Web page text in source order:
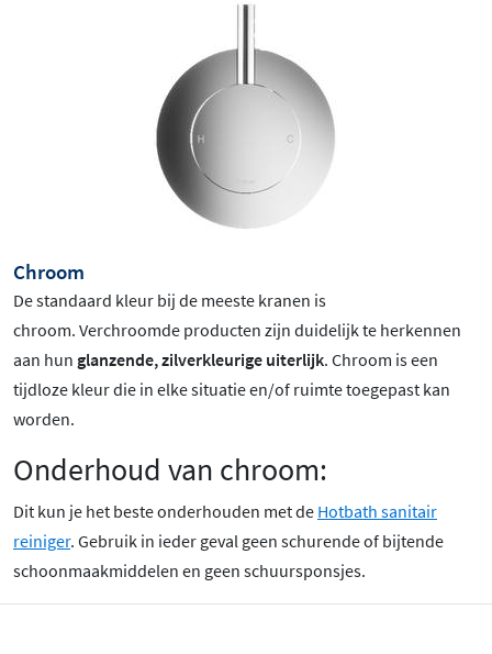
Chroom
De standaard kleur bij de meeste kranen is
chroom. Verchroomde producten zijn duidelijk te herkennen
aan hun glanzende, zilverkleurige uiterlijk. Chroom is een
tijdloze kleur die in elke situatie en/of ruimte toegepast kan
worden.
Onderhoud van chroom:
Dit kun je het beste onderhouden met de Hotbath sanitair
reiniger. Gebruik in ieder geval geen schurende of bijtende
schoonmaakmiddelen en geen schuursponsjes.